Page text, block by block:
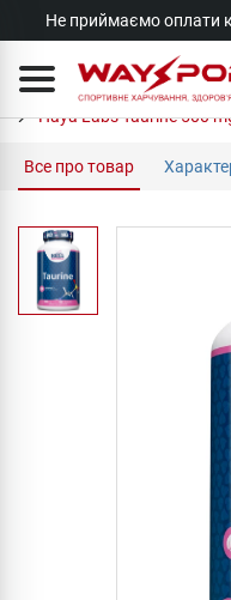
Не приймаємо
Haya Labs Taurine 500
Все про товар